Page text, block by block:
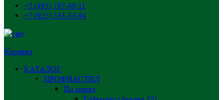
+7 (495) 787-49-11
+7 (925) 533-33-94
Корзина
КАТАЛОГ
ПРОФНАСТИЛ
По марке